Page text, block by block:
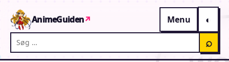
AnimeGuiden↗
Menu
Søg på AnimeGuiden
⌕